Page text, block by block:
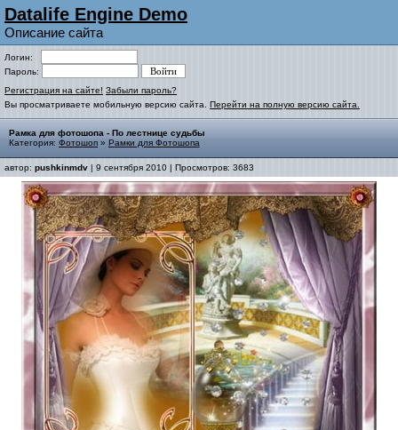
Datalife Engine Demo
Описание сайта
Логин:
Пароль:
Регистрация на сайте! Забыли пароль?
Вы просматриваете мобильную версию сайта. Перейти на полную версию сайта.
Рамка для фотошопа - По лестнице судьбы
Категория: Фотошоп » Рамки для Фотошопа
автор: pushkinmdv | 9 сентября 2010 | Просмотров: 3683